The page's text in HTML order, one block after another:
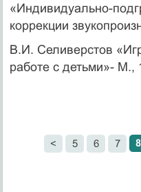
«Индивидуально-
коррекции
В.И. Селиверстов
работе с детьми»- М.,
< 5 6 7 8